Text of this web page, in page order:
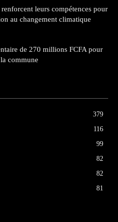
leurs compétences pour
au changement climatique
de 270 millions FCFA pour
commune
379
116
99
82
82
81